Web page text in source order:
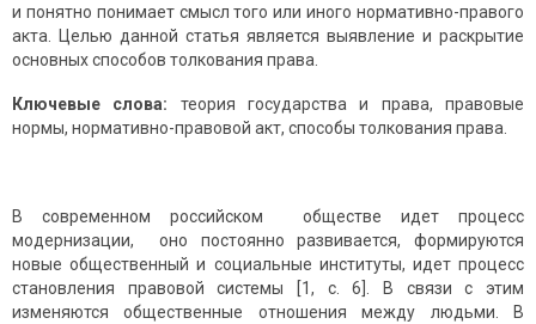
и понятно понимает смысл того или иного нормативно-правого
акта. Целью данной статья является выявление и раскрытие
основных способов толкования права.
Ключевые слова: теория государства и права, правовые
нормы, нормативно-правовой акт, способы толкования права.
В современном российском обществе идет процесс
модернизации, оно постоянно развивается, формируются
новые общественный и социальные институты, идет процесс
становления правовой системы [1, c. 6]. В связи с этим
изменяются общественные отношения между людьми. В